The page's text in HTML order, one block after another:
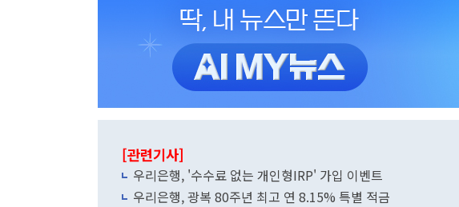
[관련기사]
우리은행, '수수료 없는 개인형IRP' 가입 이벤트
우리은행, 광복 80주년 최고 연 8.15% 특별 적금